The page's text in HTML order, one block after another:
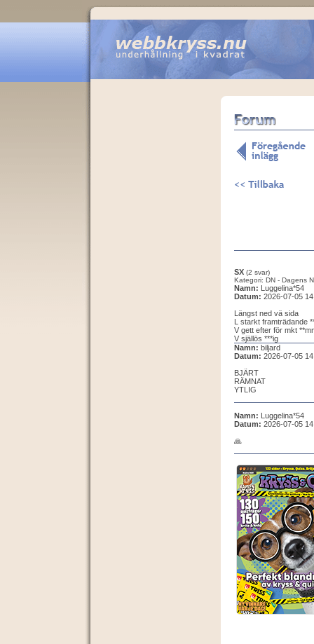
SX (2 svar)
Kategori: DN - Dagens
Namn: Luggelina*54
Datum: 2026-07-05
Längst ned vä sida
L starkt framträdande
V gett efter för mkt
V själlös ***ig
Namn: biljard
Datum: 2026-07-05
BJÄRT
RÄMNAT
YTLIG
Namn: Luggelina*54
Datum: 2026-07-05
🙏